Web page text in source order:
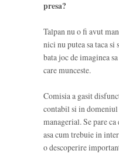
presa?
Talpan nu o fi avut
nici nu putea sa taca si
bata joc de imaginea
care munceste.
Comisia a gasit
contabil si in
managerial. Se pare
asa cum trebuie in
o descoperire